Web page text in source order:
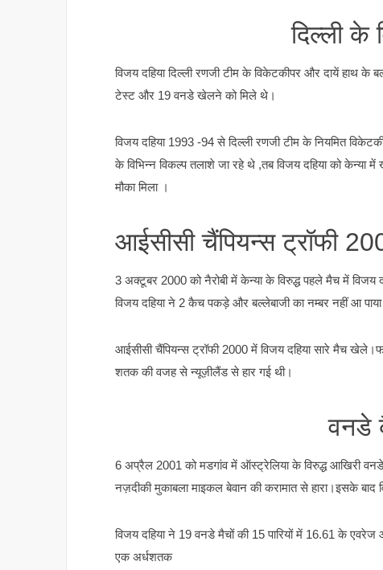
दिल्ली के
विजय दहिया दिल्ली रणजी टीम के विकेटकीपर और दायें हाथ के
टेस्ट और 19 वनडे खेलने को मिले थे।
विजय दहिया 1993 -94 से दिल्ली रणजी टीम के नियमित
के विभिन्न विकल्प तलाशे जा रहे थे ,तब विजय दहिया को केन्या
मौका मिला ।
आईसीसी चैंपियन्स ट्रॉफी
3 अक्टूबर 2000 को नैरोबी में केन्या के विरुद्ध पहले मैच में
विजय दहिया ने 2 कैच पकड़े और बल्लेबाजी का नम्बर नहीं आ
आईसीसी चैंपियन्स ट्रॉफी 2000 में विजय दहिया सारे मैच
शतक की वजह से न्यूज़ीलैंड से हार गई थी।
वनडे
6 अप्रैल 2001 को मडगांव में ऑस्ट्रेलिया के विरुद्ध आखिरी
नज़दीकी मुकाबला माइकल बेवान की करामात से हारा।इसके
विजय दहिया ने 19 वनडे मैचों की 15 पारियों में 16.61 के
एक अर्धशतक